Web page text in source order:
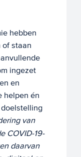
hebben
of staan
ingezet
en
helpen én
van
COVID-19-
daarvan